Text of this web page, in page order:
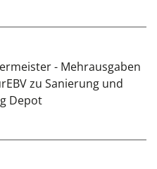
- Mehrausgaben
zu Sanierung und
Depot